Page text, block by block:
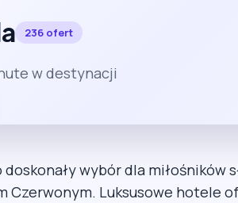
236 ofert
w destynacji
doskonały wybór dla miłośników
Czerwonym. Luksusowe hotele